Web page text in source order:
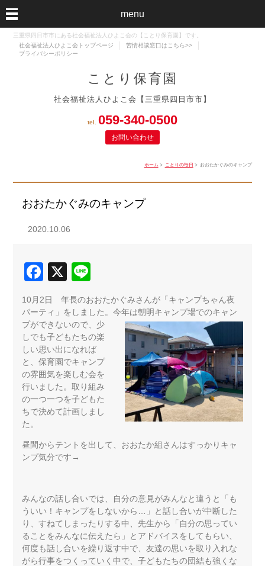
menu
三重県四日市市にある社会福祉法人ひよこ会の【ことり保育園】です。
社会福祉法人ひよこ会トップページ
苦情相談窓口はこちら>>
プライバシーポリシー
ことり保育園
社会福祉法人ひよこ会【三重県四日市市】
tel. 059‐340-0500
お問い合わせ
ホーム> ことりの毎日 > おおたかぐみのキャンプ
おおたかぐみのキャンプ
2020.10.06
Facebook
X
10月2日 年長のおおたかぐみさんが「キャンプちゃん夜
パーティ」をしました。今年は朝明キャンプ場でのキャン
プができないので、少
しでも子どもたちの楽
しい思い出になれば
と、保育園でキャンプ
の雰囲気を楽しむ会を
行いました。取り組み
の一つ一つを子どもた
ちで決めて計画しまし
た。
昼間からテントを出して、おおたか組さんはすっかりキャ
ンプ気分です→
みんなの話し合いでは、自分の意見がみんなと違うと「も
ういい！キャンプをしないから…」と話し合いが中断した
り、すねてしまったりする中、先生から「自分の思ってい
ることをみんなに伝えたら」とアドバイスをしてもらい、
何度も話し合いを繰り返す中で、友達の思いを取り入れな
がら行事をつくっていく中で、子どもたちの団結も強くな